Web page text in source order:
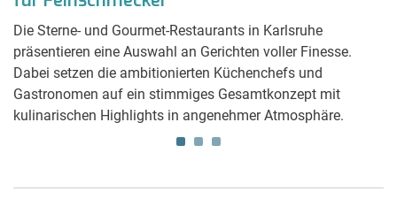
Die Sterne- und Gourmet-Restaurants in Karlsruhe
präsentieren eine Auswahl an Gerichten voller Finesse.
Dabei setzen die ambitionierten Küchenchefs und
Gastronomen auf ein stimmiges Gesamtkonzept mit
kulinarischen Highlights in angenehmer Atmosphäre.